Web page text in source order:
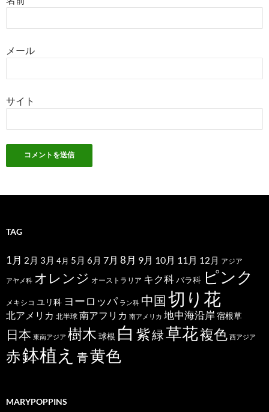
メール
サイト
TAG
1月 2月 3月 4月 5月 6月 7月 8月 9月 10月 11月 12月 アジア
アヤメ科 オレンジ オーストラリア キク科バラ科 ピンク
メキシコ ユリ科 ヨーロッパ ラン科 中国切り花
北アメリカ 北半球 南アフリカ 南アメリカ 地中海沿岸 宿根草
日本 東南アジア 樹木 球根 白 紫緑草花複色 西アジア
赤鉢植え 青黄色
MARYPOPPINS